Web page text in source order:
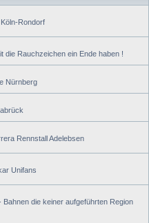
Rondorf
die Rauchzeichen ein Ende haben !
Nürnberg
Rennstall Adelebsen
Unifans
die keiner aufgeführten Region